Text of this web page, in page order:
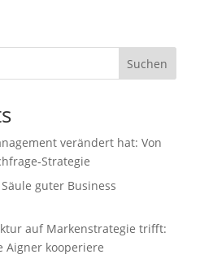
Suchen
verändert hat: Von
guter Business
auf Markenstrategie trifft:
Aigner kooperiere